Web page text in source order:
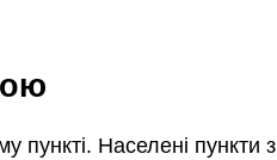
пункті. Населені пункти з